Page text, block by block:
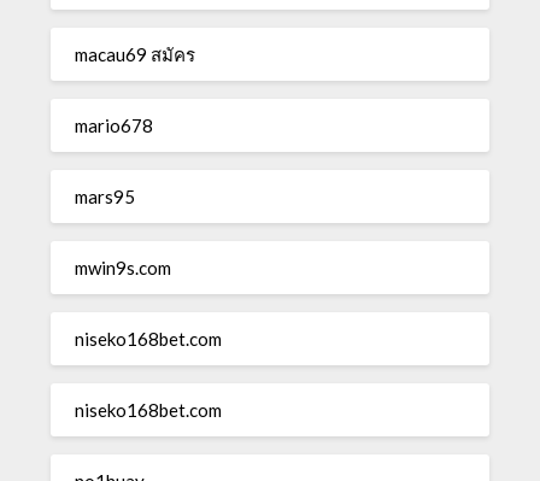
macau69 สมัคร
mario678
mars95
mwin9s.com
niseko168bet.com
niseko168bet.com